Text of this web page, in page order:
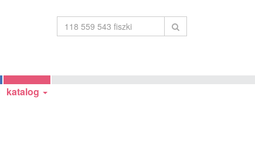
katalog